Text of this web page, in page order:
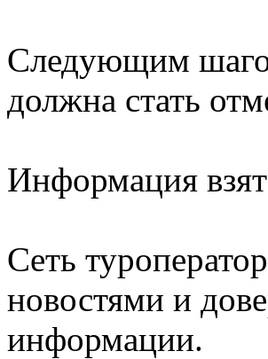
Следующим
должна стать
Информация
Сеть
новостями и
информации.